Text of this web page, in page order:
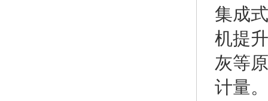
集成
机提
灰等
计量